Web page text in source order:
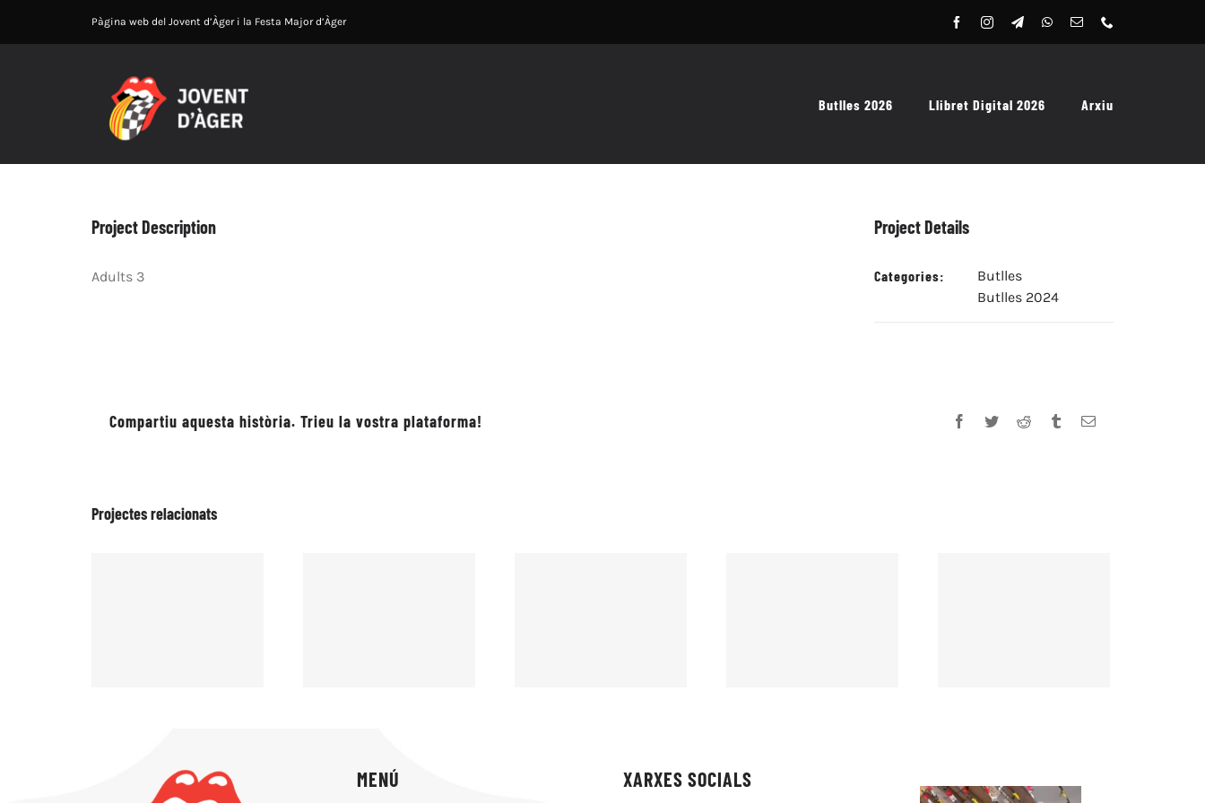
Pàgina web del Jovent d’Àger i la Festa Major d’Àger
Butlles 2026 Llibret Digital 2026 Arxiu
Project Description
Adults 3
Project Details
Categories:
Butlles
Butlles 2024
Compartiu aquesta història. Trieu la vostra plataforma! Facebook
TwitterReddit TumblrEmail:
Projectes relacionats
MENÚ XARXES SOCIALS